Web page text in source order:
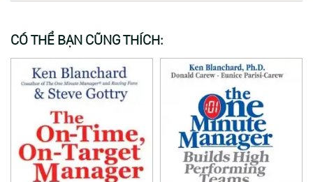
CÓ THỂ BẠN CŨNG THÍCH: